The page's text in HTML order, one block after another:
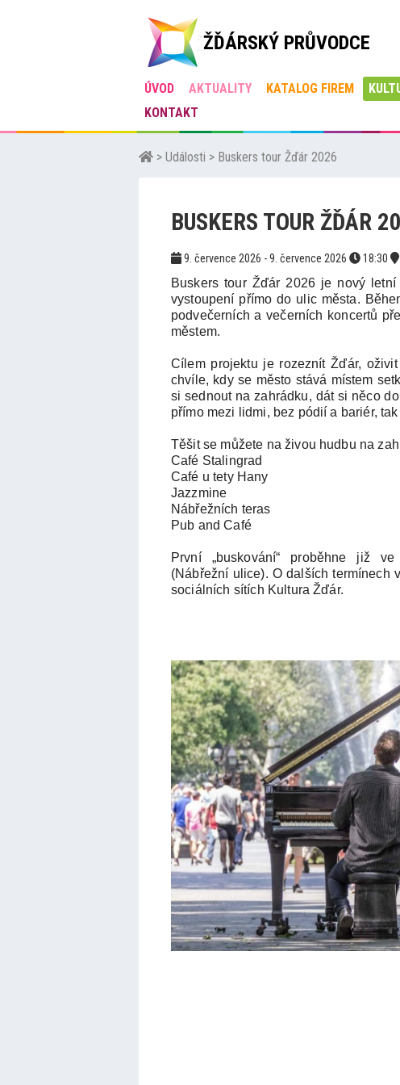
ŽĎÁRSKÝ PRŮVODCE
ÚVOD AKTUALITY KATALOG FIREM
KONTAKT
> Události > Buskers tour Žďár 2026
BUSKERS TOUR ŽĎÁR
9. července 2026 - 9. července 2026 18:30
Buskers tour Žďár 2026 je nový
vystoupení přímo do ulic města.
podvečerních a večerních koncertů
městem.
Cílem projektu je rozeznít Žďár,
chvíle, kdy se město stává místem
si sednout na zahrádku, dát si něco
přímo mezi lidmi, bez pódií a bariér,
Těšit se můžete na živou hudbu na
Café Stalingrad
Café u tety Hany
Jazzmine
Nábřežních teras
Pub and Café
První „buskování“ proběhne již
(Nábřežní ulice). O dalších termínech
sociálních sítích Kultura Žďár.